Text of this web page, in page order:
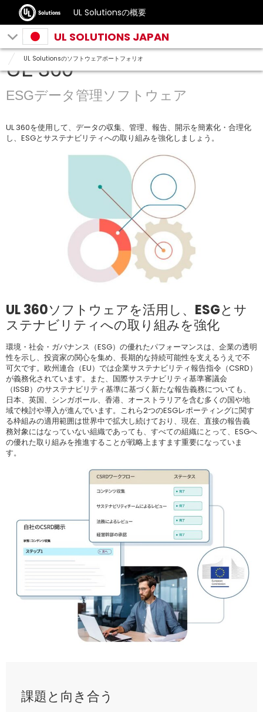
UL Solutionsの概要
UL SOLUTIONS JAPAN
UL Solutionsのソフトウェアポートフォリオ
UL 360
ESGデータ管理ソフトウェア
UL 360を使用して、データの収集、管理、報告、開示を簡素化・合理化
し、ESGとサステナビリティへの取り組みを強化しましょう。
UL 360ソフトウェアを活用し、ESGとサ
ステナビリティへの取り組みを強化
環境・社会・ガバナンス（ESG）の優れたパフォーマンスは、企業の透明
性を示し、投資家の関心を集め、長期的な持続可能性を支えるうえで不
可欠です。欧州連合（EU）では企業サステナビリティ報告指令（CSRD）
が義務化されています。また、国際サステナビリティ基準審議会
（ISSB）のサステナビリティ基準に基づく新たな報告義務についても、
日本、英国、シンガポール、香港、オーストラリアを含む多くの国や地
域で検討や導入が進んでいます。これら2つのESGレポーティングに関す
る枠組みの適用範囲は世界中で拡大し続けており、現在、直接の報告義
務対象にはなっていない組織であっても、すべての組織にとって、ESGへ
の優れた取り組みを推進することが戦略上ますます重要になっていま
す。
課題と向き合う